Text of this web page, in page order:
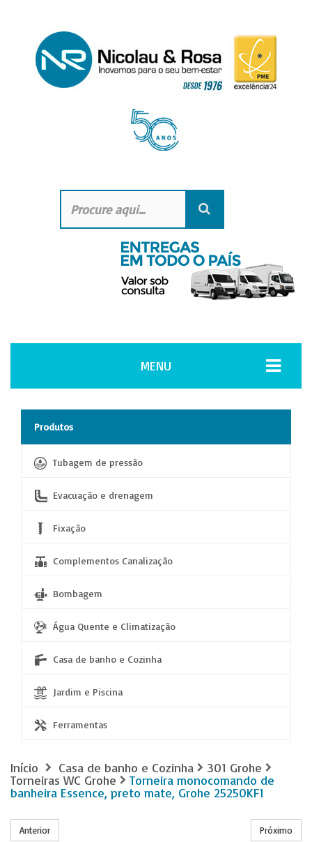
MENU
Produtos
Tubagem de pressão
Evacuação e drenagem
Fixação
Complementos Canalização
Bombagem
Água Quente e Climatização
Casa de banho e Cozinha
Jardim e Piscina
Ferramentas
Início Casa de banho e Cozinha
301 Grohe
Torneiras WC Grohe
Torneira monocomando de
banheira Essence, preto mate, Grohe 25250KF1
Anterior Próximo